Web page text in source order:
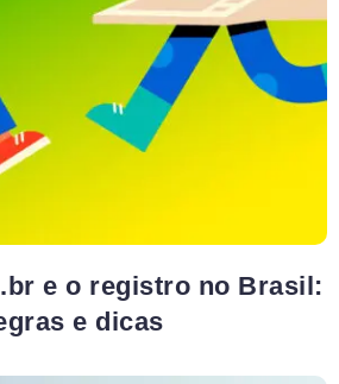
e o registro no Brasil:
e dicas